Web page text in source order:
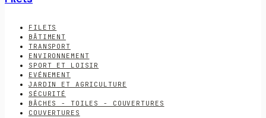
FILETS
BÂTIMENT
TRANSPORT
ENVIRONNEMENT
SPORT ET LOISIR
EVÉNEMENT
JARDIN ET AGRICULTURE
SÉCURITÉ
BÂCHES - TOILES - COUVERTURES
COUVERTURES